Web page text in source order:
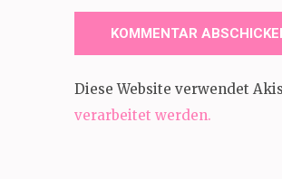
Diese Website verwendet
verarbeitet werden.